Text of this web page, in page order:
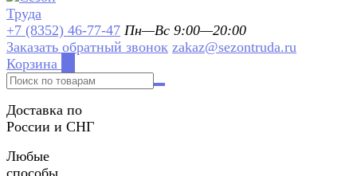
+7 (8352) 46-77-47 Пн—Вс 9:00—20:00
Заказать обратный звонок zakaz@sezontruda.ru
Корзина
Доставка по
России и СНГ
Любые
способы